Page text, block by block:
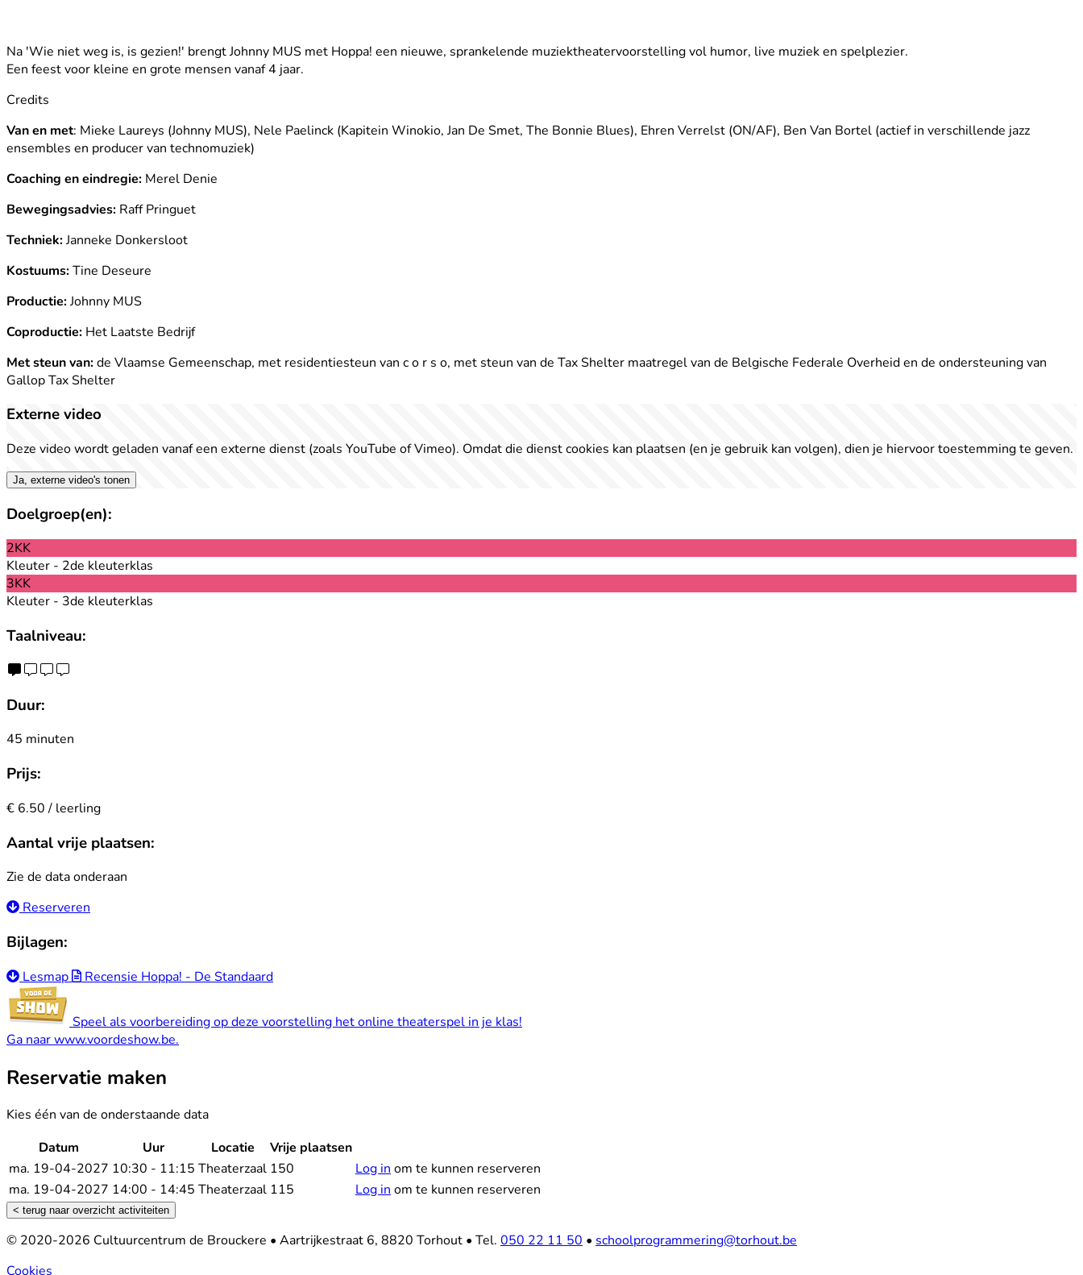
Na 'Wie niet weg is, is gezien!' brengt Johnny MUS met Hoppa! een nieuwe, sprankelende muziektheatervoorstelling vol humor, live muziek en spelplezier.
Een feest voor kleine en grote mensen vanaf 4 jaar.
Credits
Van en met: Mieke Laureys (Johnny MUS), Nele Paelinck (Kapitein Winokio, Jan De Smet, The Bonnie Blues), Ehren Verrelst (ON/AF), Ben Van Bortel (actief in verschillende jazz
ensembles en producer van technomuziek)
Coaching en eindregie: Merel Denie
Bewegingsadvies: Raff Pringuet
Techniek:Janneke Donkersloot
Kostuums:Tine Deseure
Productie:Johnny MUS
Coproductie: Het Laatste Bedrijf
Met steun van:de Vlaamse Gemeenschap, met residentiesteun van c o r s o, met steun van de Tax Shelter maatregel van de Belgische Federale Overheid en de ondersteuning van
Gallop Tax Shelter
Externe video
Deze video wordt geladen vanaf een externe dienst (zoals YouTube of Vimeo). Omdat die dienst cookies kan plaatsen (en je gebruik kan volgen), dien je hiervoor toestemming te geven.
Ja, externe video's tonen
Doelgroep(en):
2KK
Kleuter - 2de kleuterklas
3KK
Kleuter - 3de kleuterklas
Taalniveau:
Duur:
45 minuten
Prijs:
€ 6.50 / leerling
Aantal vrije plaatsen:
Zie de data onderaan
Reserveren
Bijlagen:
Lesmap Recensie Hoppa! - De Standaard
Speel als voorbereiding op deze voorstelling het online theaterspel in je klas!
Ga naarwww.voordeshow.be.
Reservatie maken
Kies één van de onderstaande data
Datum
Uur Locatie Vrije plaatsen
ma. 19-04-2027 10:30 - 11:15 Theaterzaal 150 Log inom te kunnen reserveren
ma. 19-04-2027 14:00 - 14:45 Theaterzaal 115 Log inom te kunnen reserveren
< terug naar overzicht activiteiten
Footer
© 2020-2026 Cultuurcentrum de Brouckere • Aartrijkestraat 6, 8820 Torhout • Tel. 050 22 11 50 • schoolprogrammering@torhout.be
Cookies